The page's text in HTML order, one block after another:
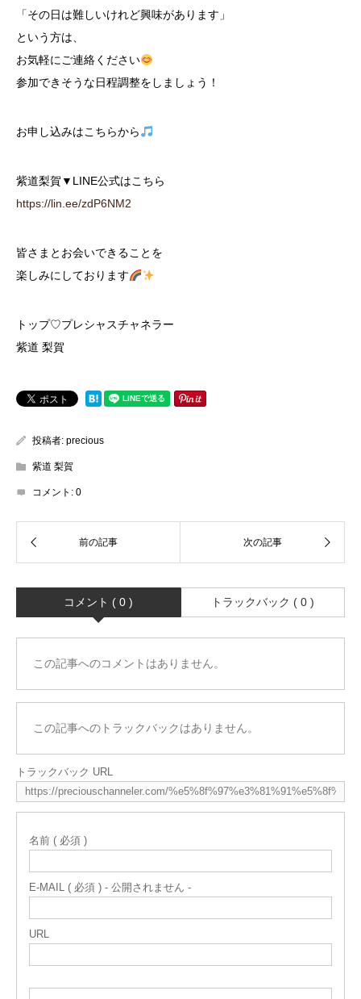
「その日は難しいけれど興味があります」
という方は、
お気軽にご連絡ください
参加できそうな日程調整をしましょう！
お申し込みはこちらから
紫道梨賀▼LINE公式はこちら
https://lin.ee/zdP6NM2
皆さまとお会いできることを
楽しみにしております
トップ♡プレシャスチャネラー
紫道 梨賀
投稿者: precious
紫道 梨賀
コメント: 0
コメント ( 0 ) トラックバック ( 0 )
この記事へのコメントはありません。
この記事へのトラックバックはありません。
トラックバック URL
名前 ( 必須 )
E-MAIL ( 必須 ) - 公開されません -
URL